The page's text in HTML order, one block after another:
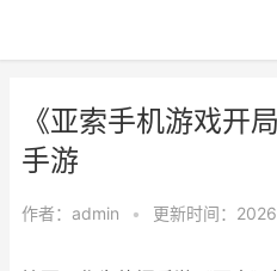
《亚索手机游戏开
手游
作者： admin • 更新时间：